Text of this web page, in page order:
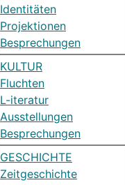
Identitäten
Projektionen
Besprechungen
KULTUR
Fluchten
L-iteratur
Ausstellungen
Besprechungen
GESCHICHTE
Zeitgeschichte